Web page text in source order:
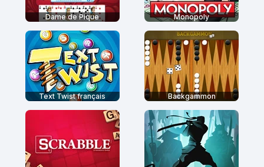
Dame de Pique Monopoly
Text Twist français Backgammon